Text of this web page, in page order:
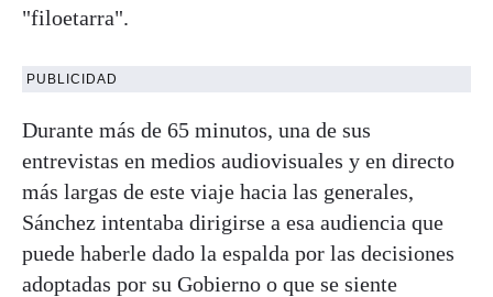
"filoetarra".
PUBLICIDAD
Durante más de 65 minutos, una de sus
entrevistas en medios audiovisuales y en directo
más largas de este viaje hacia las generales,
Sánchez intentaba dirigirse a esa audiencia que
puede haberle dado la espalda por las decisiones
adoptadas por su Gobierno o que se siente